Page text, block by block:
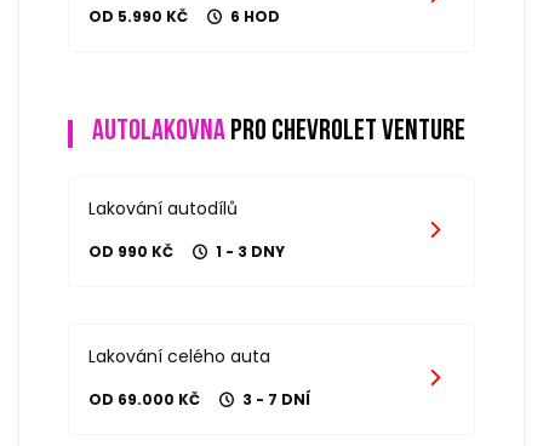
OD 5.990 KČ 6 HOD
Autolakovna pro chevrolet venture
Lakování autodílů
OD 990 KČ 1 - 3 DNY
Lakování celého auta
OD 69.000 KČ 3 - 7 DNÍ